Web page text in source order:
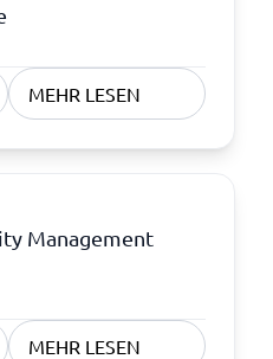
MEHR LESEN
Management
MEHR LESEN